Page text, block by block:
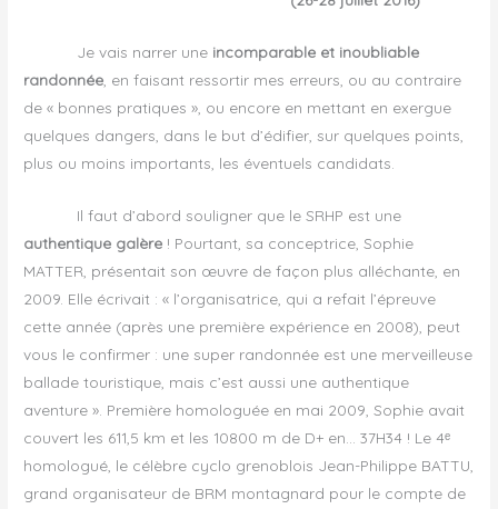
Je vais narrer une incomparable et inoubliable
randonnée , en faisant ressortir mes erreurs, ou au contraire
de « bonnes pratiques », ou encore en mettant en exergue
quelques dangers, dans le but d’édifier, sur quelques points,
plus ou moins importants, les éventuels candidats.
Il faut d’abord souligner que le SRHP est une
authentique galère ! Pourtant, sa conceptrice, Sophie
MATTER, présentait son œuvre de façon plus alléchante, en
2009. Elle écrivait : « l’organisatrice, qui a refait l’épreuve
cette année (après une première expérience en 2008), peut
vous le confirmer : une super randonnée est une merveilleuse
ballade touristique, mais c’est aussi une authentique
aventure ». Première homologuée en mai 2009, Sophie avait
couvert les 611,5 km et les 10800 m de D+ en… 37H34 ! Le 4ᵉ
homologué, le célèbre cyclo grenoblois Jean-Philippe BATTU,
grand organisateur de BRM montagnard pour le compte de